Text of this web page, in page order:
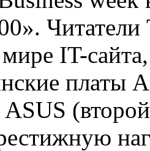
Читатели
IT-
платы